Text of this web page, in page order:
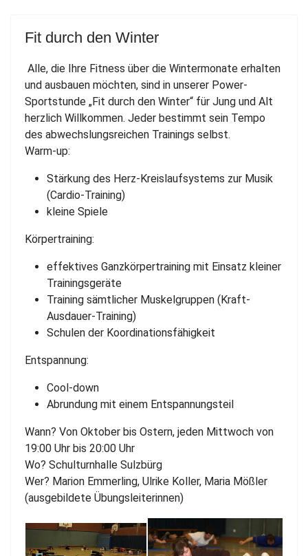
Fit durch den Winter
Alle, die Ihre Fitness über die Wintermonate erhalten
und ausbauen möchten, sind in unserer Power-
Sportstunde „Fit durch den Winter“ für Jung und Alt
herzlich Willkommen. Jeder bestimmt sein Tempo
des abwechslungsreichen Trainings selbst.
Warm-up:
Stärkung des Herz-Kreislaufsystems zur Musik
(Cardio-Training)
kleine Spiele
Körpertraining:
effektives Ganzkörpertraining mit Einsatz kleiner
Trainingsgeräte
Training sämtlicher Muskelgruppen (Kraft-
Ausdauer-Training)
Schulen der Koordinationsfähigkeit
Entspannung:
Cool-down
Abrundung mit einem Entspannungsteil
Wann? Von Oktober bis Ostern, jeden Mittwoch von
19:00 Uhr bis 20:00 Uhr
Wo? Schulturnhalle Sulzbürg
Wer? Marion Emmerling, Ulrike Koller, Maria Mößler
(ausgebildete Übungsleiterinnen)